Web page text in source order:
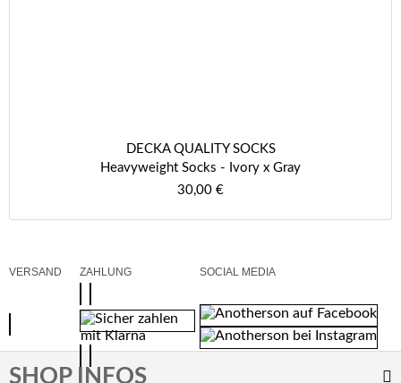
DECKA QUALITY SOCKS
Heavyweight Socks - Ivory x Gray
30,00 €
VERSAND ZAHLUNG SOCIAL MEDIA
SHOP INFOS